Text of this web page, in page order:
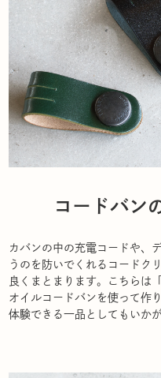
コードバン
カバンの中の充電コードや、
うのを防いでくれるコードク
良くまとまります。こちらは
オイルコードバンを使って作
体験できる一品としてもいか